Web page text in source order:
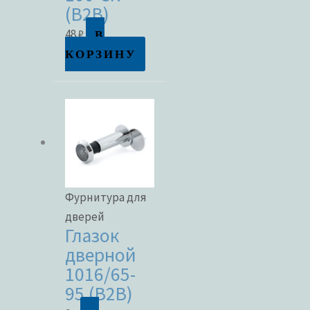
(B2B)
48₽
В
КОРЗИНУ
Фурнитура для
дверей
Глазок
дверной
1016/65-
95 (B2B)